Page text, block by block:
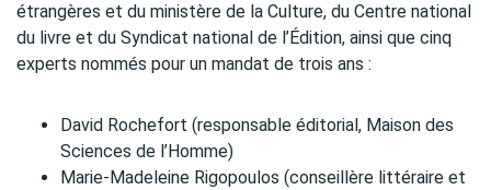
étrangères et du ministère de la Culture, du Centre national
du livre et du Syndicat national de l’Édition, ainsi que cinq
experts nommés pour un mandat de trois ans :
David Rochefort (responsable éditorial, Maison des
Sciences de l’Homme)
Marie-Madeleine Rigopoulos (conseillère littéraire et